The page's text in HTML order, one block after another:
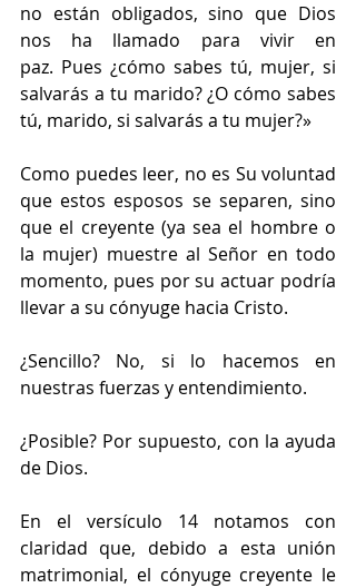
no están obligados, sino que Dios
nos ha llamado para vivir en
paz. Pues ¿cómo sabes tú, mujer, si
salvarás a tu marido? ¿O cómo sabes
tú, marido, si salvarás a tu mujer?»
Como puedes leer, no es Su voluntad
que estos esposos se separen, sino
que el creyente (ya sea el hombre o
la mujer) muestre al Señor en todo
momento, pues por su actuar podría
llevar a su cónyuge hacia Cristo.
¿Sencillo? No, si lo hacemos en
nuestras fuerzas y entendimiento.
¿Posible? Por supuesto, con la ayuda
de Dios.
En el versículo 14 notamos con
claridad que, debido a esta unión
matrimonial, el cónyuge creyente le